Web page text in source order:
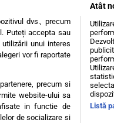
, sună
Știri interne
Diete Insula Iubirii
condiții Politica de
dvs., precum
Puteți accepta sau
unui interes
vor fi raportate
precum si
website-ului sa
in functie de
de socializare si
Atât
Listă